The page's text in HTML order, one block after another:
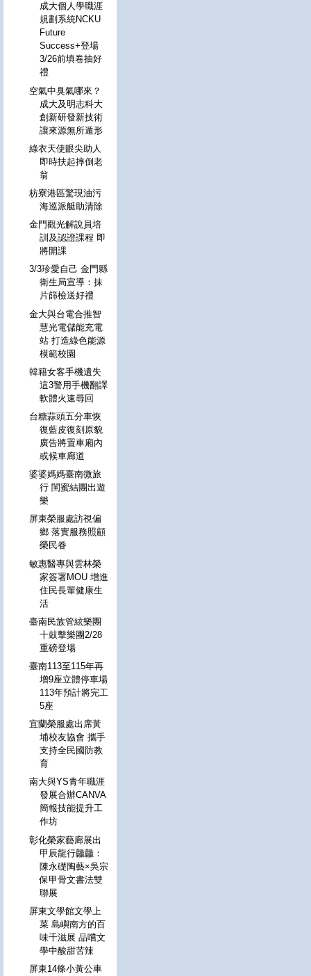
成大個人學職涯
規劃系統NCKU
Future
Success+登場
3/26前填卷抽好
禮
空氣中臭氣哪來？
成大及明志科大
創新研發新技術
讓來源無所遁形
綠衣天使眼尖助人
即時扶起摔倒老
翁
枋寮港區驚現油污
海巡派艇助清除
金門觀光解說員培
訓及認證課程 即
將開課
3/3珍愛自己 金門縣
衛生局宣導：抹
片篩檢送好禮
金大與台電合推智
慧光電儲能充電
站 打造綠色能源
模範校園
韓籍女客手機遺失
這3警用手機翻譯
軟體火速尋回
台糖蒜頭五分車恢
復藍皮復刻原貌
廣告將置車廂內
或候車廊道
婆婆媽媽臺南微旅
行 閨蜜結團出遊
樂
屏東榮服處訪視偏
鄉 落實服務照顧
榮民眷
敏惠醫專與雲林榮
家簽署MOU 增進
住民長輩健康生
活
臺南民族管絃樂團
十鼓擊樂團2/28
重磅登場
臺南113至115年再
增9座立體停車場
113年預計將完工
5座
宜蘭榮服處出席黃
埔校友協會 攜手
支持全民國防教
育
南大與YS青年職涯
發展合辦CANVA
簡報技能提升工
作坊
彰化榮家藝廊展出
甲辰龍行龘龘：
陳永礎陶藝×吳宗
保甲骨文書法雙
聯展
屏東文學館文學上
菜 島嶼南方的百
味千滋展 品嚐文
學中酸甜苦辣
屏東14條小黃公車